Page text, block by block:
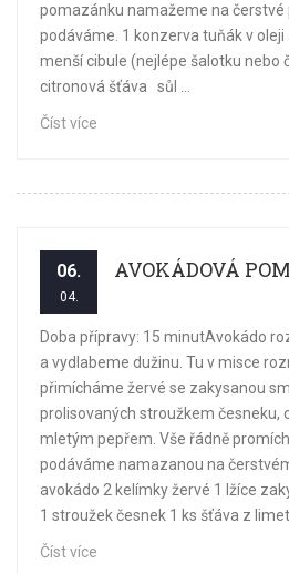
pomazánku namažeme na čerstvé
podáváme. 1 konzerva tuňák v oleji
menší cibule (nejlépe šalotku nebo
citronová šťáva sůl ...
Číst více
06.
04.
AVOKÁDOVÁ
Doba přípravy: 15 minutAvokádo
a vydlabeme dužinu. Tu v misce
přimícháme žervé se zakysanou
prolisovaných stroužkem česneku,
mletým pepřem. Vše řádně
podáváme namazanou na
avokádo 2 kelímky žervé 1 lžíce
1 stroužek česnek 1 ks šťáva z
Číst více